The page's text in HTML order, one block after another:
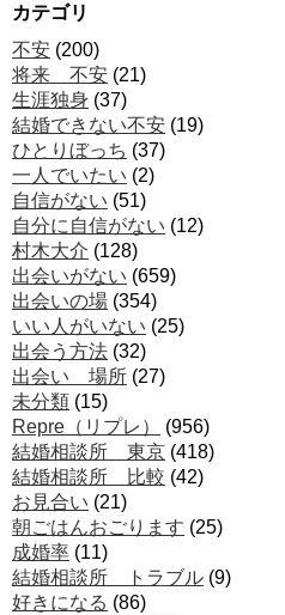
カテゴリ
不安 (200)
将来 不安 (21)
生涯独身 (37)
結婚できない不安 (19)
ひとりぼっち (37)
一人でいたい (2)
自信がない (51)
自分に自信がない (12)
村木大介 (128)
出会いがない (659)
出会いの場 (354)
いい人がいない (25)
出会う方法 (32)
出会い 場所 (27)
未分類 (15)
Repre（リプレ）
(956)
結婚相談所 東京 (418)
結婚相談所 比較 (42)
お見合い (21)
朝ごはんおごります (25)
成婚率 (11)
結婚相談所 トラブル (9)
好きになる (86)